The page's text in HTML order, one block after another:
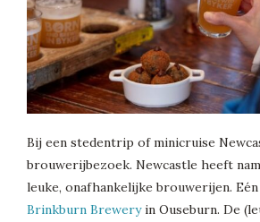
Bij een stedentrip of minicruise
brouwerijbezoek. Newcastle heeft
leuke, onafhankelijke brouwerijen.
Brinkburn Breweryin Ouseburn. De